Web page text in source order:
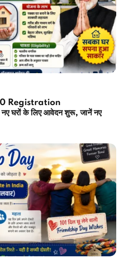
Registration
घरों के लिए आवेदन शुरू, जानें नए